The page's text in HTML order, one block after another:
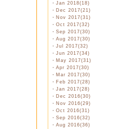
・ Jan 2018(18)
・ Dec 2017(21)
・ Nov 2017(31)
・ Oct 2017(32)
・ Sep 2017(30)
・ Aug 2017(30)
・ Jul 2017(32)
・ Jun 2017(34)
・ May 2017(31)
・ Apr 2017(30)
・ Mar 2017(30)
・ Feb 2017(28)
・ Jan 2017(28)
・ Dec 2016(30)
・ Nov 2016(29)
・ Oct 2016(31)
・ Sep 2016(32)
・ Aug 2016(36)